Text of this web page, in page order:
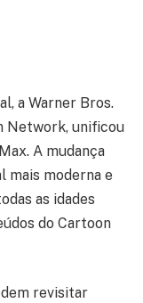
a Warner Bros.
Network, unificou
A mudança
mais moderna e
as idades
do Cartoon
revisitar